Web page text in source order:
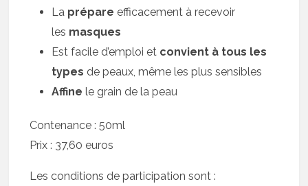
La prépare efficacement à recevoir
les masques
Est facile d’emploi et convient à tous les
types de peaux, même les plus sensibles
Affine le grain de la peau
Contenance : 50ml
Prix : 37,60 euros
Les conditions de participation sont :